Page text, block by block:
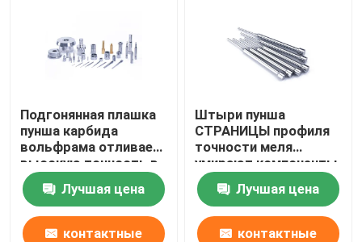
Подгонянная плашка
пунша карбида
вольфрама отливает
высокую точность в
форму
Лучшая цена
контактные
Штыри пунша
СТРАНИЦЫ профиля
точности меля
умирают компоненты
для штемпелевать
работуЛучшая цена
контактные